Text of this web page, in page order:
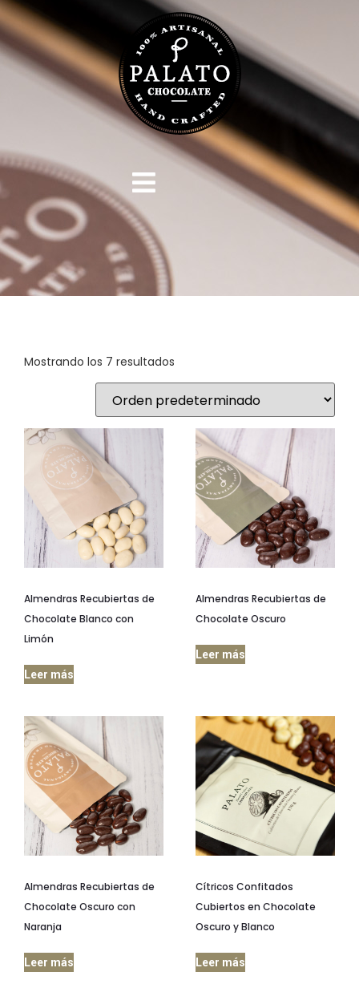
Mostrando los 7 resultados
Almendras Recubiertas de
Chocolate Blanco con
Limón
Leer más
Almendras Recubiertas de
Chocolate Oscuro
Leer más
Almendras Recubiertas de
Chocolate Oscuro con
Naranja
Leer más
Cítricos Confitados
Cubiertos en Chocolate
Oscuro y Blanco
Leer más